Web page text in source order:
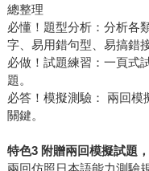
總整理
必懂！題型分析：分析各
字、易用錯句型、易搞錯
必做！試題練習：一頁式
題。
必答！模擬測驗： 兩回模
關鍵。
特色3 附贈兩回模擬試題
兩回仿照日本語能力測驗